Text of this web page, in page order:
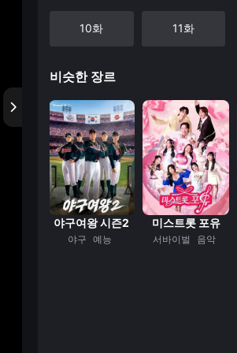
10화 11화
비슷한 장르
야구여왕 시즌2
야구 예능
미스트롯 포유
서바이벌 음악